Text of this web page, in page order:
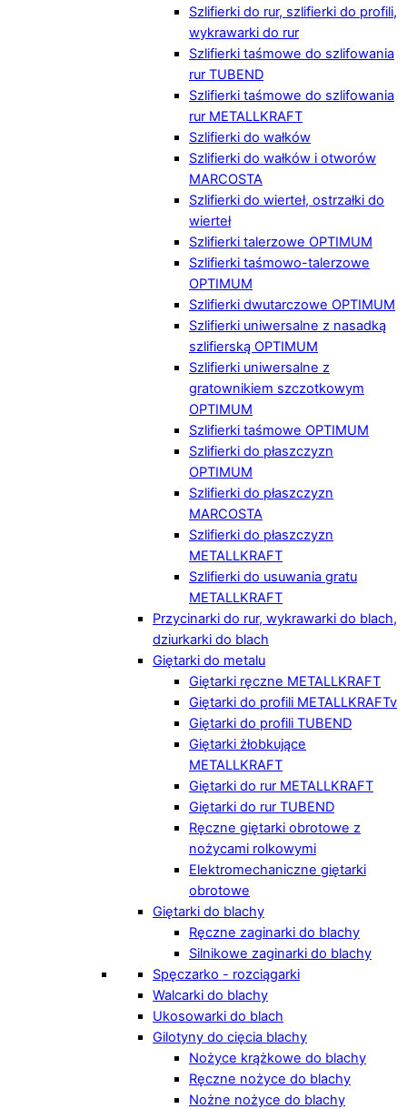
Szlifierki do rur, szlifierki do profili,
wykrawarki do rur
Szlifierki taśmowe do szlifowania
rur TUBEND
Szlifierki taśmowe do szlifowania
rur METALLKRAFT
Szlifierki do wałków
Szlifierki do wałków i otworów
MARCOSTA
Szlifierki do wierteł, ostrzałki do
wierteł
Szlifierki talerzowe OPTIMUM
Szlifierki taśmowo-talerzowe
OPTIMUM
Szlifierki dwutarczowe OPTIMUM
Szlifierki uniwersalne z nasadką
szlifierską OPTIMUM
Szlifierki uniwersalne z
gratownikiem szczotkowym
OPTIMUM
Szlifierki taśmowe OPTIMUM
Szlifierki do płaszczyzn
OPTIMUM
Szlifierki do płaszczyzn
MARCOSTA
Szlifierki do płaszczyzn
METALLKRAFT
Szlifierki do usuwania gratu
METALLKRAFT
Przycinarki do rur, wykrawarki do blach,
dziurkarki do blach
Giętarki do metalu
Giętarki ręczne METALLKRAFT
Giętarki do profili METALLKRAFTv
Giętarki do profili TUBEND
Giętarki żłobkujące
METALLKRAFT
Giętarki do rur METALLKRAFT
Giętarki do rur TUBEND
Ręczne giętarki obrotowe z
nożycami rolkowymi
Elektromechaniczne giętarki
obrotowe
Giętarki do blachy
Ręczne zaginarki do blachy
Silnikowe zaginarki do blachy
Spęczarko - rozciągarki
Walcarki do blachy
Ukosowarki do blach
Gilotyny do cięcia blachy
Nożyce krążkowe do blachy
Ręczne nożyce do blachy
Nożne nożyce do blachy